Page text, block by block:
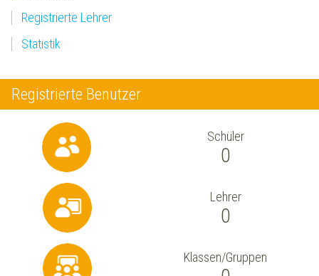
Registrierte Lehrer
Statistik
Registrierte Benutzer
Schüler
0
Lehrer
0
Klassen/Gruppen